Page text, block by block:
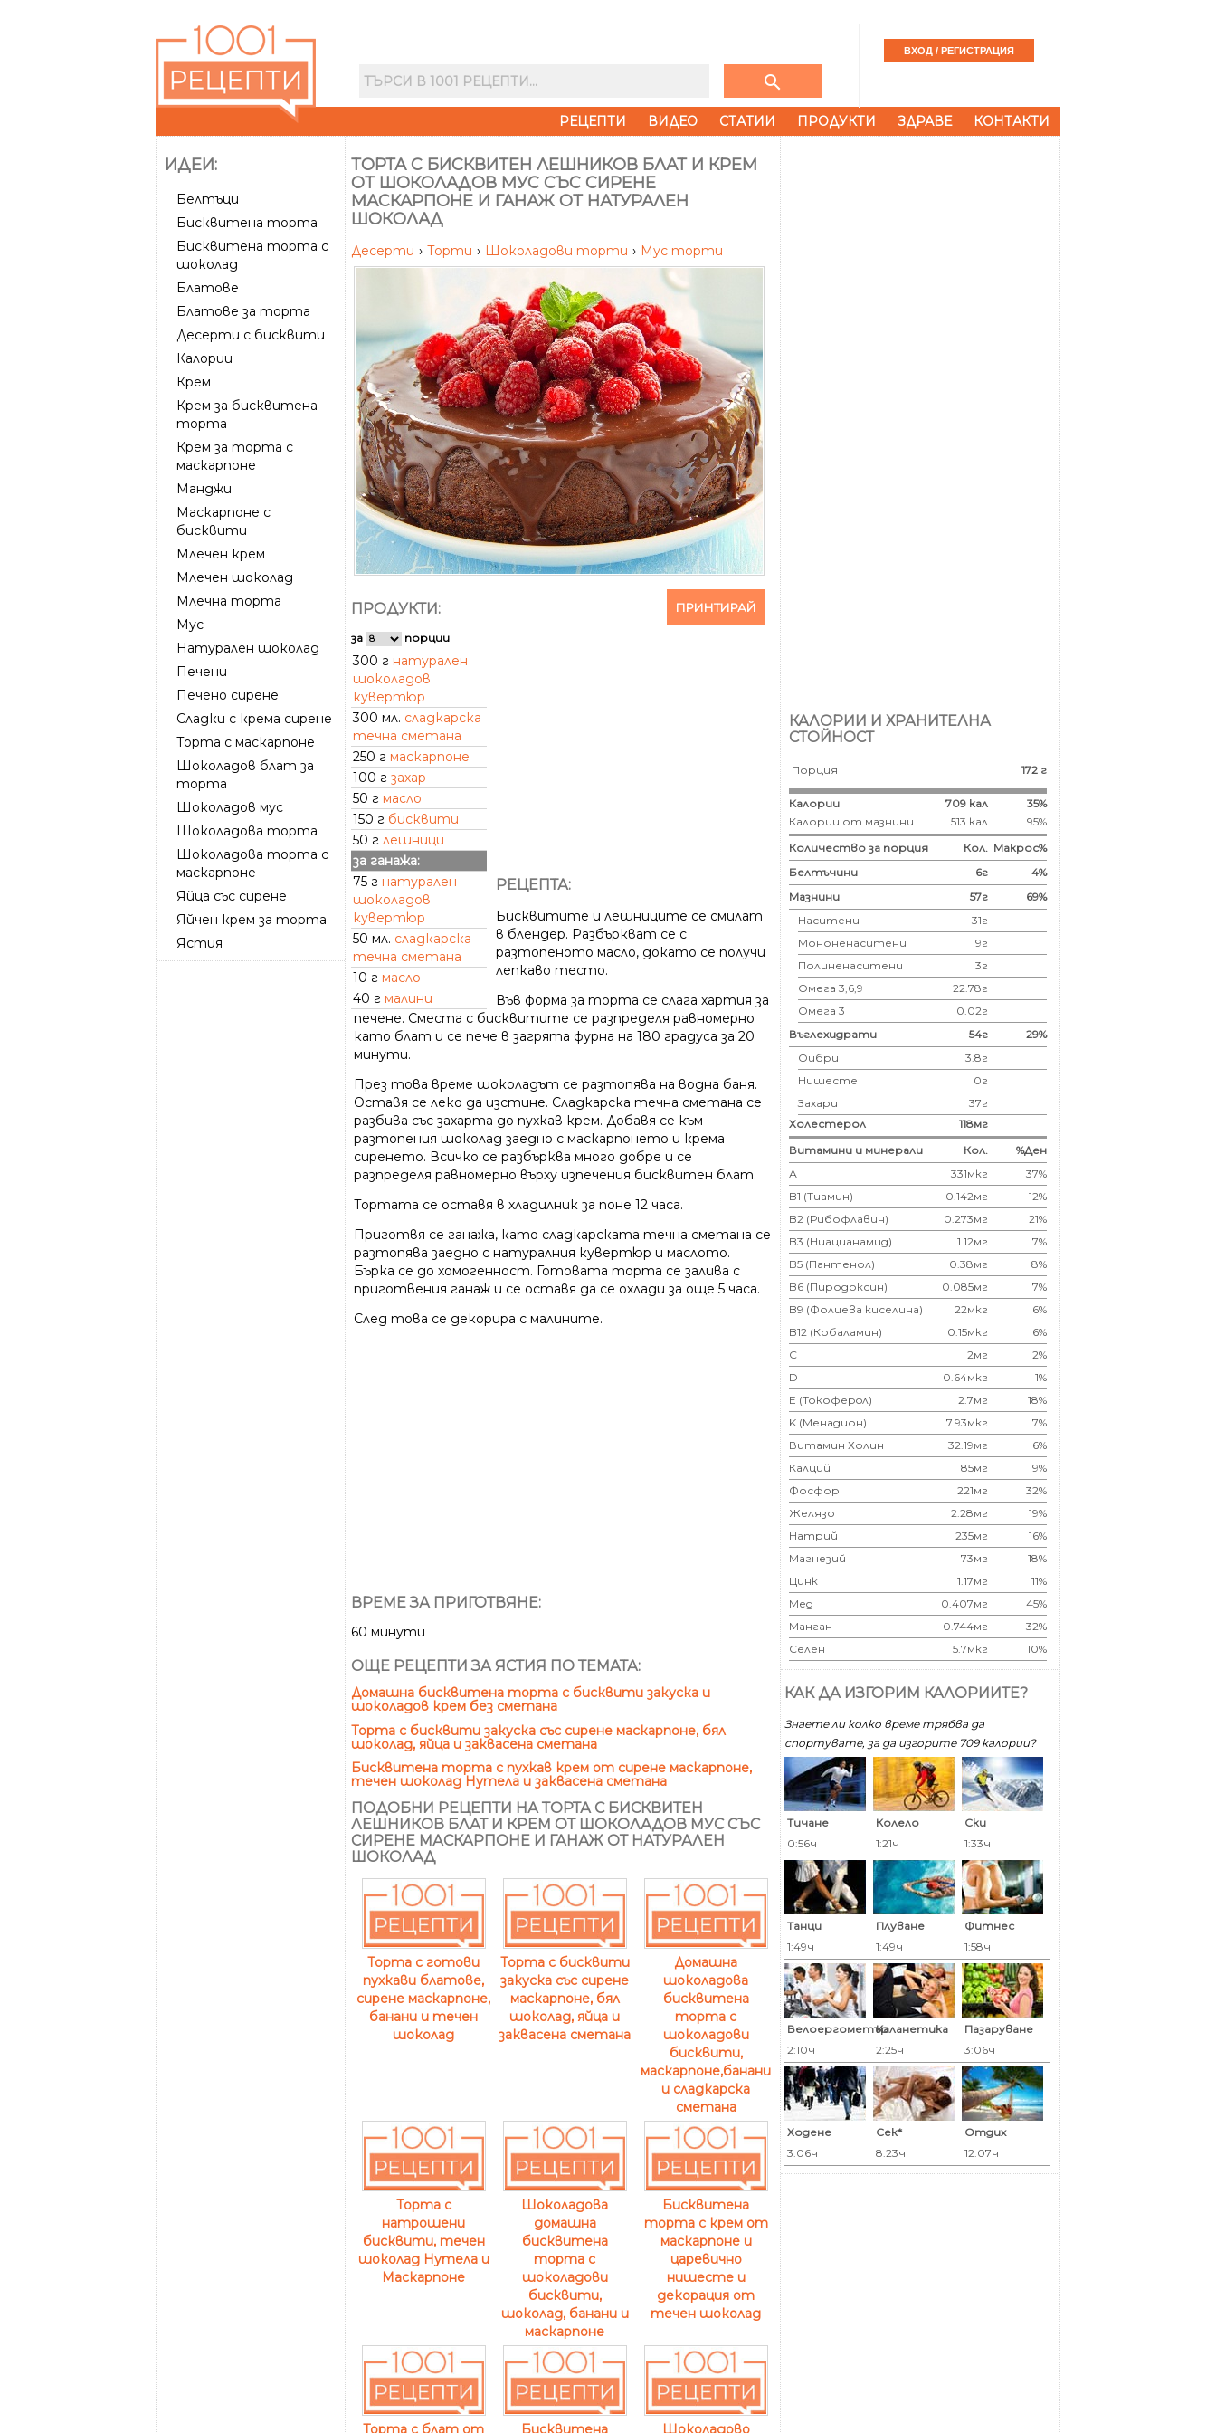
search
РЕЦЕПТИ ВИДЕО СТАТИИ ПРОДУКТИ ЗДРАВЕ КОНТАКТИ
ИДЕИ:
Белтъци
Бисквитена торта
Бисквитена торта с
шоколад
Блатове
Блатове за торта
Десерти с бисквити
Калории
Крем
Крем за бисквитена
торта
Крем за торта с
маскарпоне
Манджи
Маскарпоне с
бисквити
Млечен крем
Млечен шоколад
Млечна торта
Мус
Натурален шоколад
Печени
Печено сирене
Сладки с крема сирене
Торта с маскарпоне
Шоколадов блат за
торта
Шоколадов мус
Шоколадова торта
Шоколадова торта с
маскарпоне
Яйца със сирене
Яйчен крем за торта
Ястия
ТОРТА С БИСКВИТЕН ЛЕШНИКОВ БЛАТ И КРЕМ
ОТ ШОКОЛАДОВ МУС СЪС СИРЕНЕ
МАСКАРПОНЕ И ГАНАЖ ОТ НАТУРАЛЕН
ШОКОЛАД
Десерти › Торти › Шоколадови торти › Мус торти
ПРИНТИРАЙ
ПРОДУКТИ:
за порции
300 г натурален
шоколадов
кувертюр
300 мл. сладкарска
течна сметана
250 г маскарпоне
100 г захар
50 г масло
150 г бисквити
50 г лешници
за ганажа:
75 г натурален
шоколадов
кувертюр
50 мл. сладкарска
течна сметана
10 г масло
40 г малини
РЕЦЕПТА:
Бисквитите и лешниците се смилат
в блендер. Разбъркват се с
разтопеното масло, докато се получи
лепкаво тесто.
Във форма за торта се слага хартия за
печене. Сместа с бисквитите се разпределя равномерно
като блат и се пече в загрята фурна на 180 градуса за 20
минути.
През това време шоколадът се разтопява на водна баня.
Оставя се леко да изстине. Сладкарска течна сметана се
разбива със захарта до пухкав крем. Добавя се към
разтопения шоколад заедно с маскарпонето и крема
сиренето. Всичко се разбърква много добре и се
разпределя равномерно върху изпечения бисквитен блат.
Тортата се оставя в хладилник за поне 12 часа.
Приготвя се ганажа, като сладкарската течна сметана се
разтопява заедно с натуралния кувертюр и маслото.
Бърка се до хомогенност. Готовата торта се залива с
приготвения ганаж и се оставя да се охлади за още 5 часа.
След това се декорира с малините.
ВРЕМЕ ЗА ПРИГОТВЯНЕ:
60 минути
ОЩЕ РЕЦЕПТИ ЗА ЯСТИЯ ПО ТЕМАТА:
Домашна бисквитена торта с бисквити закуска и
шоколадов крем без сметана
Торта с бисквити закуска със сирене маскарпоне, бял
шоколад, яйца и заквасена сметана
Бисквитена торта с пухкав крем от сирене маскарпоне,
течен шоколад Нутела и заквасена сметана
ПОДОБНИ РЕЦЕПТИ НА ТОРТА С БИСКВИТЕН
ЛЕШНИКОВ БЛАТ И КРЕМ ОТ ШОКОЛАДОВ МУС СЪС
СИРЕНЕ МАСКАРПОНЕ И ГАНАЖ ОТ НАТУРАЛЕН
ШОКОЛАД
Торта с готови
пухкави блатове,
сирене маскарпоне,
банани и течен
шоколад
Торта с бисквити
закуска със сирене
маскарпоне, бял
шоколад, яйца и
заквасена сметана
Домашна
шоколадова
бисквитена
торта с
шоколадови
бисквити,
маскарпоне,банани
и сладкарска
сметана
Торта с
натрошени
бисквити, течен
шоколад Нутела и
Маскарпоне
Шоколадова
домашна
бисквитена
торта с
шоколадови
бисквити,
шоколад, банани и
маскарпоне
Бисквитена
торта с крем от
маскарпоне и
царевично
нишесте и
декорация от
течен шоколад
Торта с блат от Бисквитена Шоколадово
КАЛОРИИ И ХРАНИТЕЛНА
СТОЙНОСТ
Порция 172 г
Калории 709 кал
35%
Калории от мазнини
513 кал
95%
Количество за порция
Кол. Макрос%
Белтъчини
6г
4%
Мазнини
57г
69%
Наситени
31г
Мононенаситени
19г
Полиненаситени
3г
Омега 3,6,9
22.78г
Омега 3
0.02г
Въглехидрати
54г
29%
Фибри
3.8г
Нишесте
0г
Захари
37г
Холестерол
118мг
Витамини и минерали
Кол.
%Ден
А
331мкг
37%
B1 (Тиамин)
0.142мг
12%
B2 (Рибофлавин)
0.273мг
21%
B3 (Ниацианамид)
1.12мг
7%
B5 (Пантенол)
0.38мг
8%
B6 (Пиродоксин)
0.085мг
7%
B9 (Фолиева киселина)
22мкг
6%
B12 (Кобаламин)
0.15мкг
6%
C
2мг
2%
D
0.64мкг
1%
E (Токоферoл)
2.7мг
18%
K (Менадион)
7.93мкг
7%
Витамин Холин
32.19мг
6%
Калций
85мг
9%
Фосфор
221мг
32%
Желязо
2.28мг
19%
Натрий
235мг
16%
Магнезий
73мг
18%
Цинк
1.17мг
11%
Мед
0.407мг
45%
Манган
0.744мг
32%
Селен
5.7мкг 10%
КАК ДА ИЗГОРИМ КАЛОРИИТЕ?
Знаете ли колко време трябва да
спортувате, за да изгорите 709 калoрии?
Тичане
0:56ч
Колело
1:21ч
Ски
1:33ч
Танци
1:49ч
Плуване
1:49ч
Фитнес
1:58ч
Велоергометър
2:10ч
Каланетика
2:25ч
Пазаруване
3:06ч
Ходене
3:06ч
Сек*
8:23ч
Отдих
12:07ч